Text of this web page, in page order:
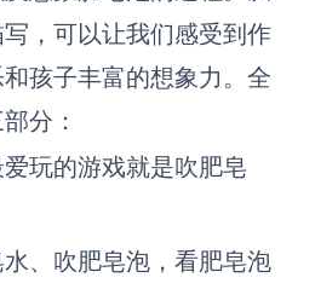
线绘图
流程整理
，可以让我们感受到作
孩子丰富的想象力。全
分：
玩的游戏就是吹肥皂
、吹肥皂泡，看肥皂泡